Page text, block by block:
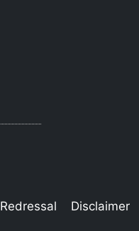
Disclaimer